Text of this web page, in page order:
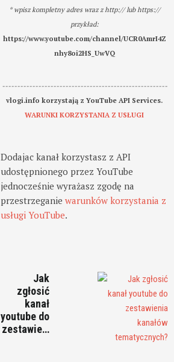
* wpisz kompletny adres wraz z http:// lub https://
przykład:
https://www.youtube.com/channel/UCR0AmrI4Z
nhy8oi2HS_UwVQ
-------------------------------------------------------
vlogi.info korzystają z YouTube API Services.
WARUNKI KORZYSTANIA Z USŁUGI
Dodajac kanał korzystasz z API
udostępnionego przez YouTube
jednocześnie wyrażasz zgodę na
przestrzeganiewarunków korzystania z
usługi YouTube.
Jak
zgłosić
kanał
youtube do
zestawie…